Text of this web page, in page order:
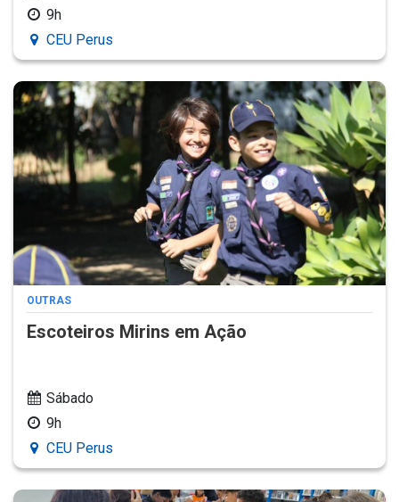
9h
CEU Perus
OUTRAS
Escoteiros Mirins em Ação
Sábado
9h
CEU Perus